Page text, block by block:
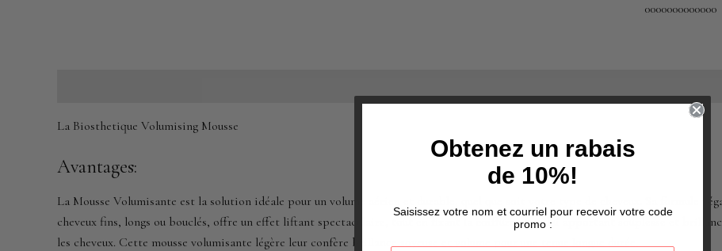
0000000000000
La Biosthetique Volumising Mousse
Avantages:
La Mousse Volumisante est la solution idéale pour un volume aérien et durable, quel que soit votre type de cheveux. Sa formule
cheveux fins, longs ou bouclés, offre un effet liftant spectaculaire, tout en fixant la coiffure et en lui apportant souplesse et
les cheveux. Cette mousse volumisante légère leur confère brillance soyeuse et volume pour une tenue longue durée.
Obtenez un rabais
de 10%!
Saisissez votre nom et courriel pour recevoir votre code
promo :